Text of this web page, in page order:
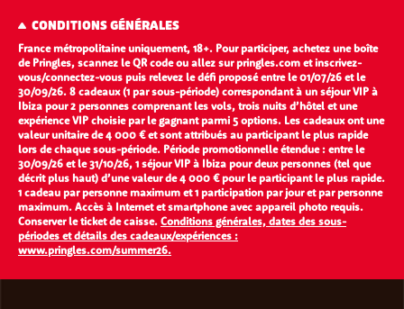
CONDITIONS GÉNÉRALES
France métropolitaine uniquement, 18+. Pour participer, achetez une boîte
de Pringles, scannez le QR code ou allez sur pringles.com et inscrivez-
vous/connectez-vous puis relevez le défi proposé entre le 01/07/26 et le
30/09/26. 8 cadeaux (1 par sous-période) correspondant à un séjour VIP à
Ibiza pour 2 personnes comprenant les vols, trois nuits d’hôtel et une
expérience VIP choisie par le gagnant parmi 5 options. Les cadeaux ont une
valeur unitaire de 4 000 € et sont attribués au participant le plus rapide
lors de chaque sous-période. Période promotionnelle étendue : entre le
30/09/26 et le 31/10/26, 1 séjour VIP à Ibiza pour deux personnes (tel que
décrit plus haut) d’une valeur de 4 000 € pour le participant le plus rapide.
1 cadeau par personne maximum et 1 participation par jour et par personne
maximum. Accès à Internet et smartphone avec appareil photo requis.
Conserver le ticket de caisse. Conditions générales, dates des sous-
périodes et détails des cadeaux/expériences :
www.pringles.com/summer26.